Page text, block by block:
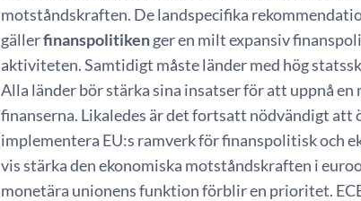
motståndskraften. De landspecifika
gällerfinanspolitikenger en milt expansiv
aktiviteten. Samtidigt måste länder med hög
Alla länder bör stärka sina insatser för att uppnå
finanserna. Likaledes är det fortsatt nödvändigt
implementera EU:s ramverk för finanspolitisk och
vis stärka den ekonomiska motståndskraften i
monetära unionens funktion förblir en prioritet.